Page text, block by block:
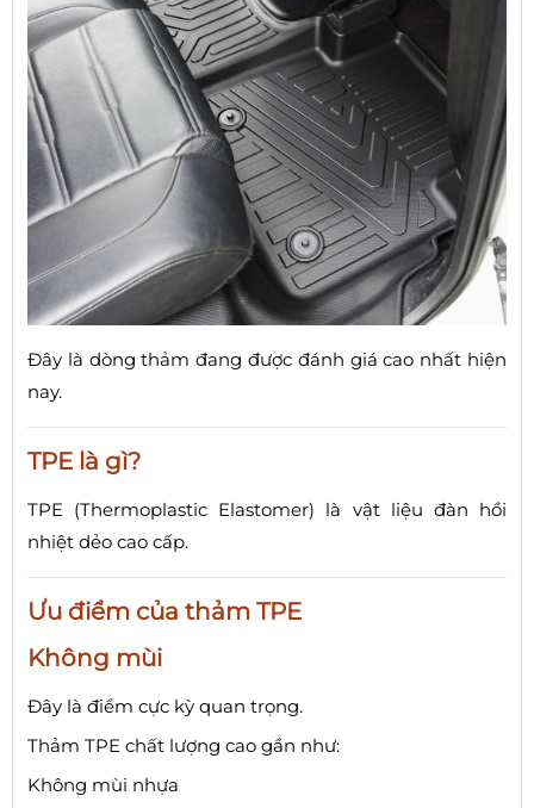
Đây là dòng thảm đang được đánh giá cao nhất hiện
nay.
TPE là gì?
TPE (Thermoplastic Elastomer) là vật liệu đàn hồi
nhiệt dẻo cao cấp.
Ưu điểm của thảm TPE
Không mùi
Đây là điểm cực kỳ quan trọng.
Thảm TPE chất lượng cao gần như:
Không mùi nhựa